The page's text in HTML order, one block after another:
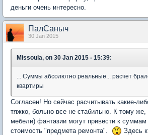
деньги очень интересно.
ПалСаныч
30 Jan 2015
Missoula, on 30 Jan 2015 - 15:39:
... Суммы абсолютно реальные... расчет
квартиры
Согласен! Но сейчас расчитывать какие-
тяжко, больно все не стабильно. К тому
мебели) фантазии могут привести к
стоимость "предмета ремонта".
Здесь